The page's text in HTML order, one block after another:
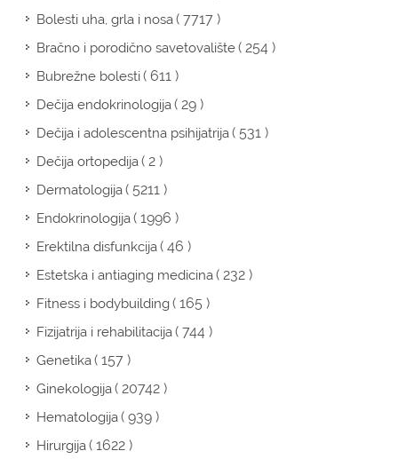
Bolesti uha, grla i nosa( 7717 )
Bračno i porodično savetovalište( 254 )
Bubrežne bolesti( 611 )
Dečija endokrinologija( 29 )
Dečija i adolescentna psihijatrija( 531 )
Dečija ortopedija( 2 )
Dermatologija( 5211 )
Endokrinologija( 1996 )
Erektilna disfunkcija( 46 )
Estetska i antiaging medicina( 232 )
Fitness i bodybuilding( 165 )
Fizijatrija i rehabilitacija( 744 )
Genetika( 157 )
Ginekologija( 20742 )
Hematologija( 939 )
Hirurgija( 1622 )